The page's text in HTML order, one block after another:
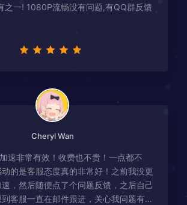
之一! 1080P流畅没有问题,有QQ群反馈
Cheryl Wan
速非常有效！收费也不贵！一点都不
的是客服态度真的非常好！之前我没更
，然后随便点了个问题反馈，之后自己
客服一直在邮件跟进，关心我问题有没